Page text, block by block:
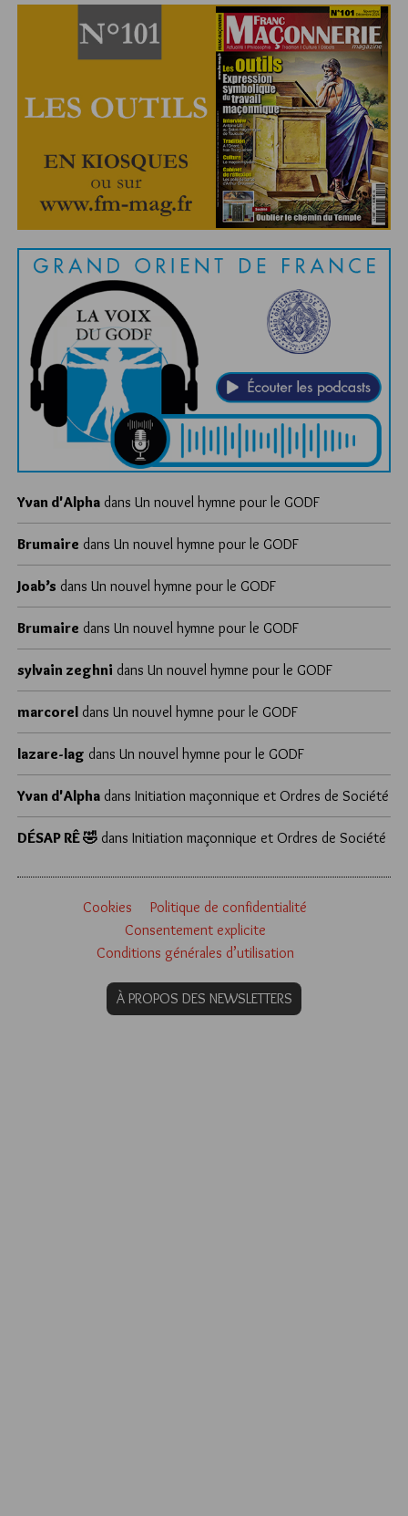
Yvan d'Alpha dans Un nouvel hymne pour le GODF
Brumaire dans Un nouvel hymne pour le GODF
Joab’s dans Un nouvel hymne pour le GODF
Brumaire dans Un nouvel hymne pour le GODF
sylvain zeghni dans Un nouvel hymne pour le GODF
marcorel dans Un nouvel hymne pour le GODF
lazare-lag dans Un nouvel hymne pour le GODF
Yvan d'Alpha dans Initiation maçonnique et Ordres de Société
DÉSAP RÊ 🤣 dans Initiation maçonnique et Ordres de Société
Cookies
Politique de confidentialité
Consentement explicite
Conditions générales d’utilisation
À PROPOS DES NEWSLETTERS